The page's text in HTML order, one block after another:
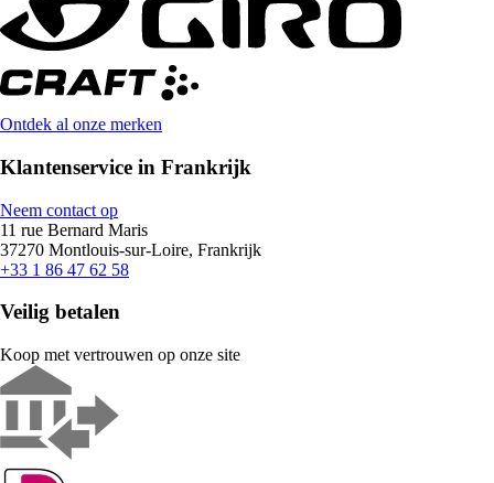
Ontdek al onze merken
Klantenservice in Frankrijk
Neem contact op
11 rue Bernard Maris
37270 Montlouis-sur-Loire, Frankrijk
+33 1 86 47 62 58
Veilig betalen
Koop met vertrouwen op onze site